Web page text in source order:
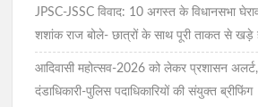
JPSC-JSSC विवाद: 10 अगस्त के विधानसभा
शशांक राज बोले- छात्रों के साथ पूरी ताकत से खड़े
आदिवासी महोत्सव-2026 को लेकर प्रशासन अलर्ट,
दंडाधिकारी-पुलिस पदाधिकारियों की संयुक्त ब्रीफिंग